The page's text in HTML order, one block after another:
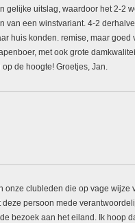
gelijke uitslag, waardoor het 2-2
een winstvariant. 4-2
huis konden. remise, maar
met ook grote
de hoogte! Groetjes, Jan.
clubleden die op vage
persoon mede
bezoek aan het eiland. Ik hoop